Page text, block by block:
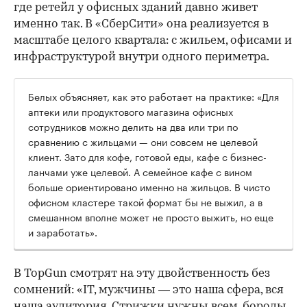
где ретейл у офисных зданий давно живет
именно так. В «СберСити» она реализуется в
масштабе целого квартала: с жильем, офисами и
инфраструктурой внутри одного периметра.
Белых объясняет, как это работает на практике: «Для
аптеки или продуктового магазина офисных
сотрудников можно делить на два или три по
сравнению с жильцами — они совсем не целевой
клиент. Зато для кофе, готовой еды, кафе с бизнес-
ланчами уже целевой. А семейное кафе с вином
больше ориентировано именно на жильцов. В чисто
офисном кластере такой формат бы не выжил, а в
смешанном вполне может не просто выжить, но еще
и заработать».
В TopGun смотрят на эту двойственность без
сомнений: «IT, мужчины — это наша сфера, вся